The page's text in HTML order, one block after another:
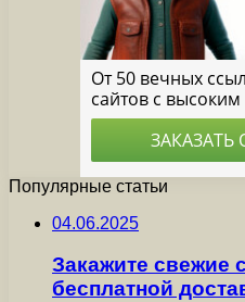
Популярные статьи
04.06.2025
Закажите свежие
бесплатной